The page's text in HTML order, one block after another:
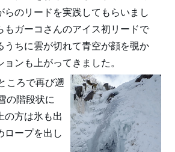
らのリードを実践してもらいまし
もガーコさんのアイス初リードで
うちに雲が切れて青空が顔を覗か
ンも上がってきました。
ころで再び遡
の階段状に
の方は氷も出
ロープを出し